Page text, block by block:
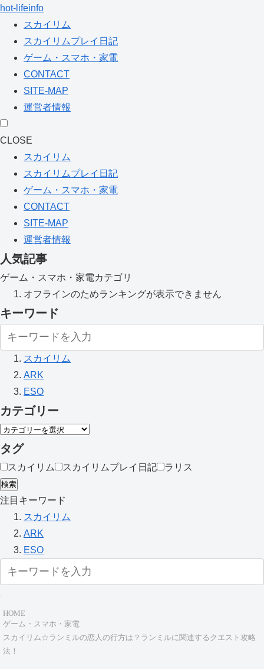
hot-lifeinfo
スカイリム
スカイリムプレイ日記
ゲーム・スマホ・家電
CONTACT
SITE-MAP
運営者情報
CLOSE
スカイリム
スカイリムプレイ日記
ゲーム・スマホ・家電
CONTACT
SITE-MAP
運営者情報
人気記事
ゲーム・スマホ・家電カテゴリ
オフラインのためランキングが表示できません
キーワード
スカイリム
ARK
ESO
カテゴリー
タグ
スカイリム スカイリムプレイ日記 ラリス
検索
注目キーワード
スカイリム
ARK
ESO
HOME
ゲーム・スマホ・家電
スカイリム☆ランミルの恋人の行方は？ランミルに関連するクエスト攻略
法！